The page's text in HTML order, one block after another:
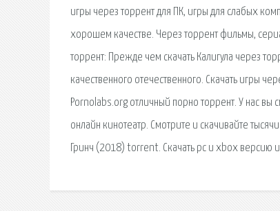
игры через торрент для ПК, игры для слабых
хорошем качестве. Через торрент фильмы,
торрент: Прежде чем скачать Калигула через
качественного отечественного. Скачать игры
Pornolabs.org отличный порно торрент. У нас вы
онлайн кинотеатр. Смотрите и скачивайте
Гринч (2018) torrent. Скачать pc и xbox версию